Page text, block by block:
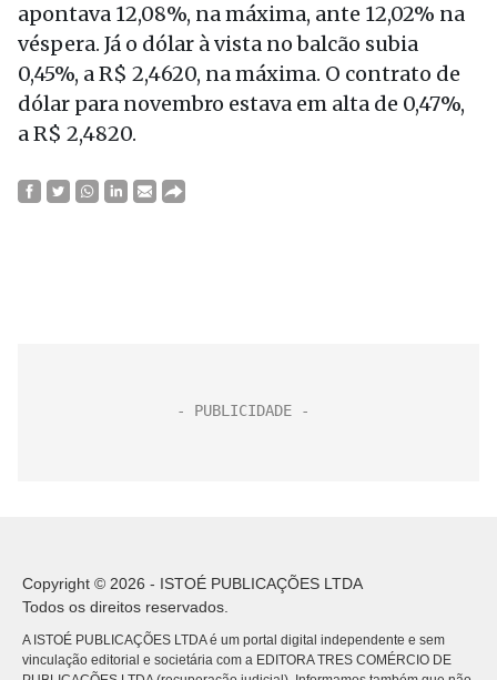
apontava 12,08%, na máxima, ante 12,02% na
véspera. Já o dólar à vista no balcão subia
0,45%, a R$ 2,4620, na máxima. O contrato de
dólar para novembro estava em alta de 0,47%,
a R$ 2,4820.
Copyright © 2026 - ISTOÉ PUBLICAÇÕES LTDA
Todos os direitos reservados.
A ISTOÉ PUBLICAÇÕES LTDA é um portal digital independente e sem
vinculação editorial e societária com a EDITORA TRES COMÉRCIO DE